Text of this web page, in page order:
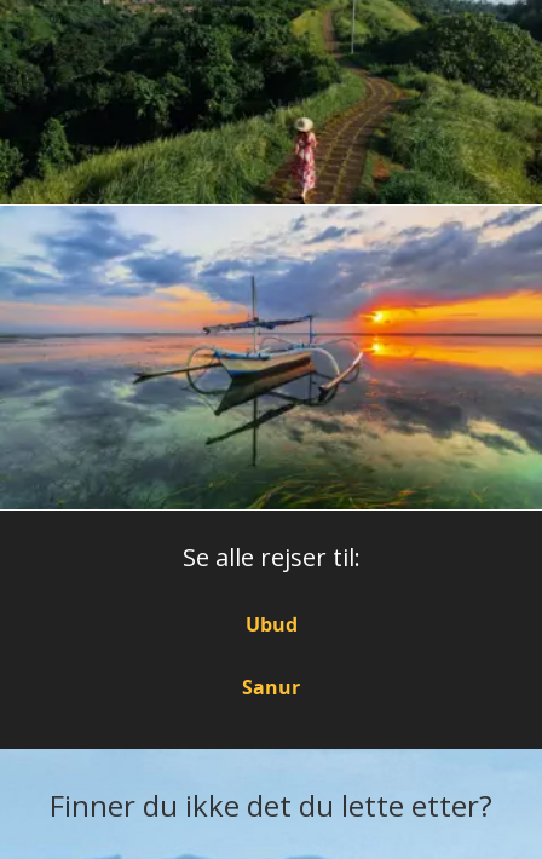
Se alle rejser til:
Ubud
Sanur
Finner du ikke det du lette etter?